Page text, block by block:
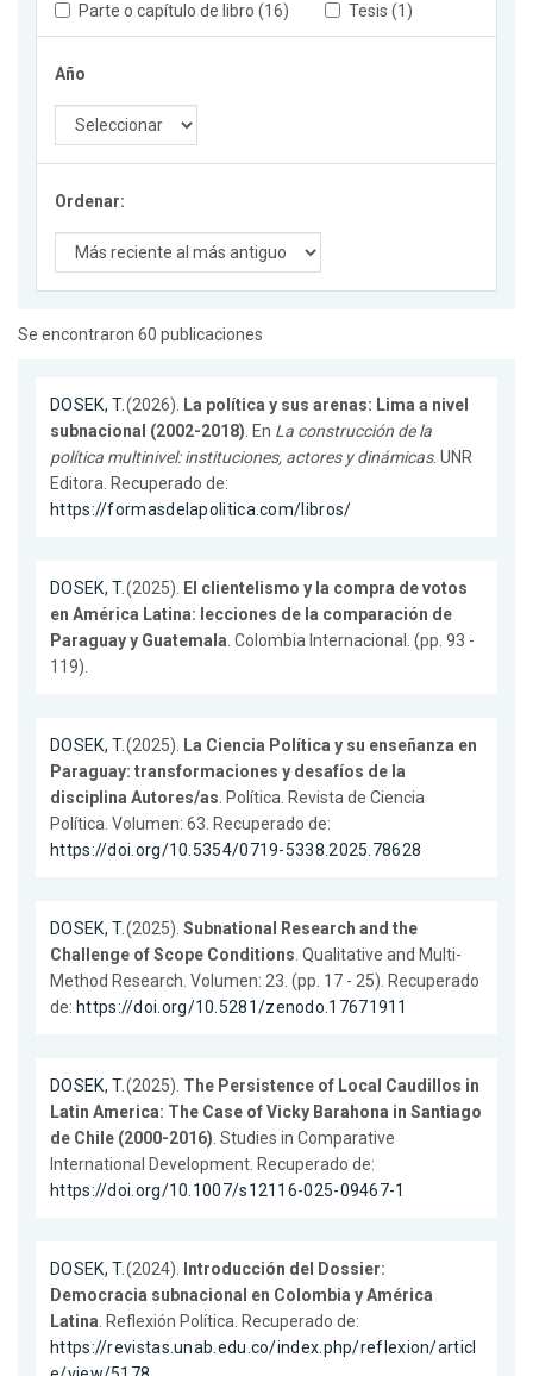
Parte o capítulo de libro (16)
Tesis (1)
Año
Ordenar:
Se encontraron 60 publicaciones
DOSEK, T.(2026). La política y sus arenas: Lima a nivel
subnacional (2002-2018). En La construcción de la
política multinivel: instituciones, actores y dinámicas. UNR
Editora. Recuperado de:
https://formasdelapolitica.com/libros/
DOSEK, T.(2025). El clientelismo y la compra de votos
en América Latina: lecciones de la comparación de
Paraguay y Guatemala. Colombia Internacional. (pp. 93 -
119).
DOSEK, T.(2025). La Ciencia Política y su enseñanza en
Paraguay: transformaciones y desafíos de la
disciplina Autores/as. Política. Revista de Ciencia
Política. Volumen: 63. Recuperado de:
https://doi.org/10.5354/0719-5338.2025.78628
DOSEK, T.(2025). Subnational Research and the
Challenge of Scope Conditions. Qualitative and Multi-
Method Research. Volumen: 23. (pp. 17 - 25). Recuperado
de: https://doi.org/10.5281/zenodo.17671911
DOSEK, T.(2025). The Persistence of Local Caudillos in
Latin America: The Case of Vicky Barahona in Santiago
de Chile (2000-2016). Studies in Comparative
International Development. Recuperado de:
https://doi.org/10.1007/s12116-025-09467-1
DOSEK, T.(2024). Introducción del Dossier:
Democracia subnacional en Colombia y América
Latina. Reflexión Política. Recuperado de:
https://revistas.unab.edu.co/index.php/reflexion/articl